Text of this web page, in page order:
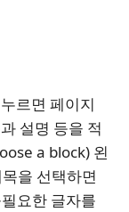
르면 페이지
설명 등을 적
a block) 왼
을 선택하면
요한 글자를